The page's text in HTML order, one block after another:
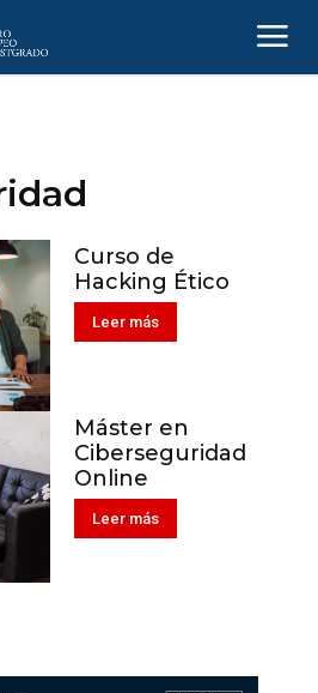
Curso de
Hacking Ético
Leer más
Máster en
Ciberseguridad
Online
Leer más